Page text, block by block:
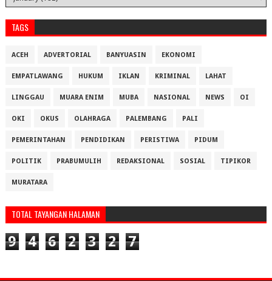
TAGS
ACEH ADVERTORIAL BANYUASIN EKONOMI
EMPATLAWANG HUKUM IKLAN KRIMINAL LAHAT
LINGGAU MUARA ENIM MUBA NASIONAL NEWS OI
OKI OKUS OLAHRAGA PALEMBANG PALI
PEMERINTAHAN PENDIDIKAN PERISTIWA PIDUM
POLITIK PRABUMULIH REDAKSIONAL SOSIAL TIPIKOR
MURATARA
TOTAL TAYANGAN HALAMAN
9 4 6 2 3 2 7